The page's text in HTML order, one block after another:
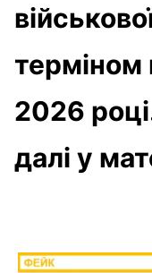
терміном
2026
далі у